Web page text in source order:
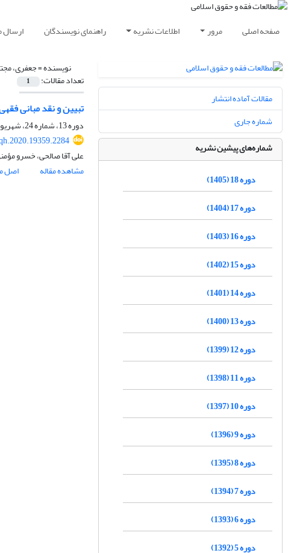
صفحه اصلی مرور اطلاعات نشریه راهنمای نویسندگان ارسال
نویسنده =جعفری،
تعداد مقالات: 1
تبیین و نقد مبانی
دوره 13، شماره 24، شهریور 1400، صفحه
علی آقا صالحی، خسرو
مشاهده مقاله
اصل
مقالات آماده انتشار
شماره جاری
شماره‌های پیشین نشریه
دوره 18 (1405)
دوره 17 (1404)
دوره 16 (1403)
دوره 15 (1402)
دوره 14 (1401)
دوره 13 (1400)
دوره 12 (1399)
دوره 11 (1398)
دوره 10 (1397)
دوره 9 (1396)
دوره 8 (1395)
دوره 7 (1394)
دوره 6 (1393)
دوره 5 (1392)